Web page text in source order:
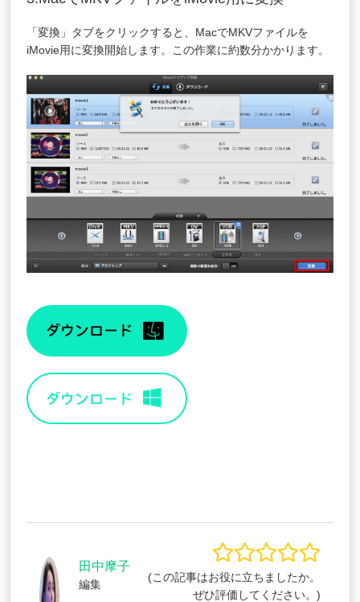
「変換」タブをクリックすると、MacでMKVファイルを
iMovie用に変換開始します。この作業に約数分かかります。
田中摩子
編集
(この記事はお役に立ちましたか。
ぜひ評価してください。)